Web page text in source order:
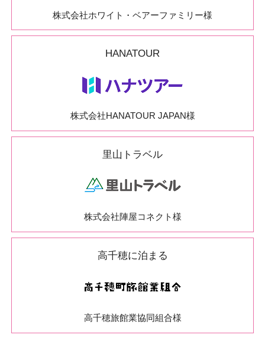
株式会社ホワイト・ベアーファミリー様
HANATOUR
株式会社HANATOUR JAPAN様
里山トラベル
株式会社陣屋コネクト様
高千穂に泊まる
高千穂旅館業協同組合様